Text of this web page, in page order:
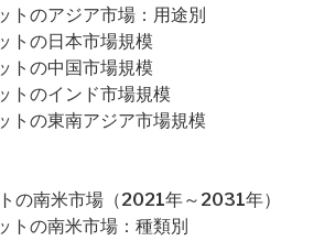
トのアジア市場：用途別
トの日本市場規模
トの中国市場規模
トのインド市場規模
トの東南アジア市場規模
の南米市場（2021年～2031年）
トの南米市場：種類別